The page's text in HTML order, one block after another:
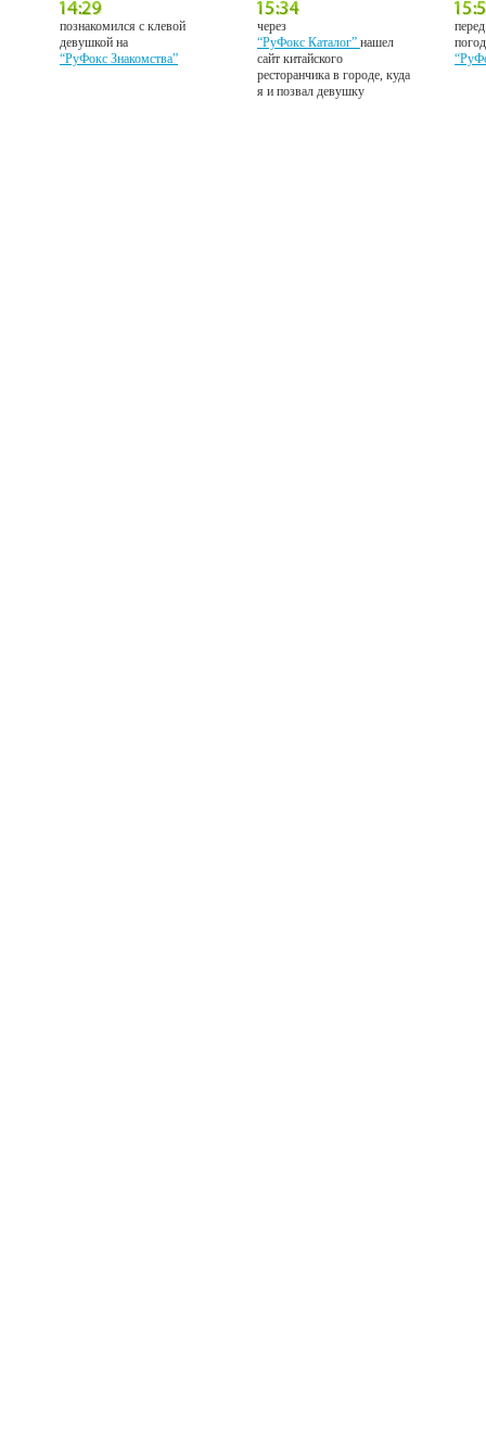
познакомился с клевой
девушкой на
“РуФокс Знакомства”
через
“РуФокс Каталог”нашел
сайт китайского
ресторанчика в городе, куда
я и позвал девушку